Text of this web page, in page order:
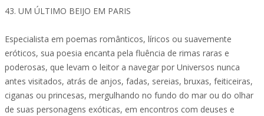
43. UM ÚLTIMO BEIJO EM PARIS
Especialista em poemas românticos, líricos ou suavemente
eróticos, sua poesia encanta pela fluência de rimas raras e
poderosas, que levam o leitor a navegar por Universos nunca
antes visitados, atrás de anjos, fadas, sereias, bruxas, feiticeiras,
ciganas ou princesas, mergulhando no fundo do mar ou do olhar
de suas personagens exóticas, em encontros com deuses e